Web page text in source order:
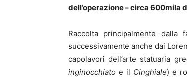
dell’operazione – circa 600mila
Raccolta principalmente
successivamente anche dai
capolavori dell’arte statuaria
inginocchiatoe il Cinghiale) e